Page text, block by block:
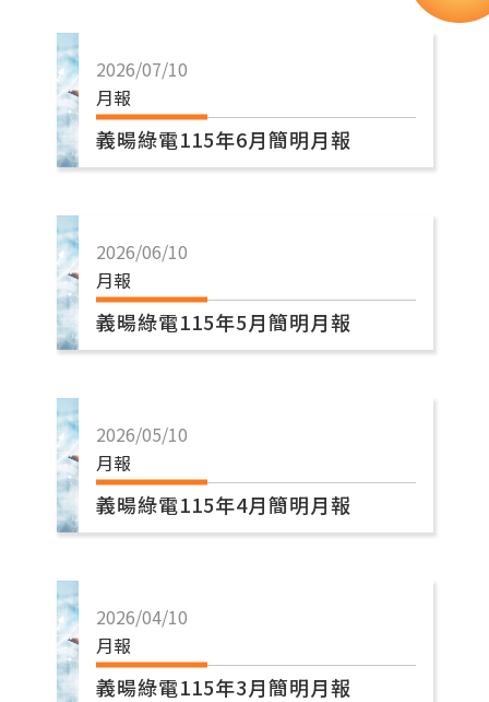
2026/07/10
月報
義暘綠電115年6月簡明月報
2026/06/10
月報
義暘綠電115年5月簡明月報
2026/05/10
月報
義暘綠電115年4月簡明月報
2026/04/10
月報
義暘綠電115年3月簡明月報